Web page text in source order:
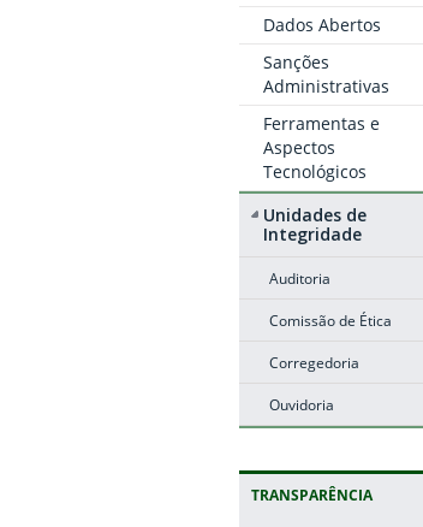
Dados Abertos
Sanções
Administrativas
Ferramentas e
Aspectos
Tecnológicos
Unidades de
Integridade
Auditoria
Comissão de Ética
Corregedoria
Ouvidoria
TRANSPARÊNCIA